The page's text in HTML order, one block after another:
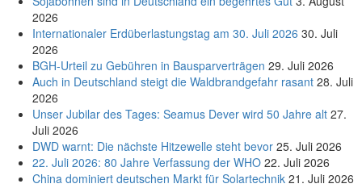
2026
Internationaler Erdüberlastungstag am 30. Juli 2026 30. Juli
2026
BGH-Urteil zu Gebühren in Bausparverträgen 29. Juli 2026
Auch in Deutschland steigt die Waldbrandgefahr rasant 28. Juli
2026
Unser Jubilar des Tages: Seamus Dever wird 50 Jahre alt 27.
Juli 2026
DWD warnt: Die nächste Hitzewelle steht bevor 25. Juli 2026
22. Juli 2026: 80 Jahre Verfassung der WHO 22. Juli 2026
China dominiert deutschen Markt für Solartechnik 21. Juli 2026